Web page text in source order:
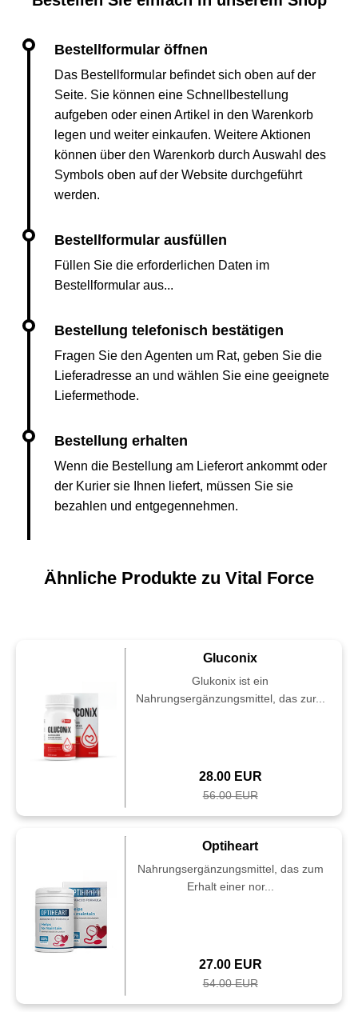
Das Bestellformular befindet sich oben auf der
Seite. Sie können eine Schnellbestellung
aufgeben oder einen Artikel in den Warenkorb
legen und weiter einkaufen. Weitere Aktionen
können über den Warenkorb durch Auswahl des
Symbols oben auf der Website durchgeführt
werden.
Füllen Sie die erforderlichen Daten im
Bestellformular aus...
Fragen Sie den Agenten um Rat, geben Sie die
Lieferadresse an und wählen Sie eine geeignete
Liefermethode.
Wenn die Bestellung am Lieferort ankommt oder
der Kurier sie Ihnen liefert, müssen Sie sie
bezahlen und entgegennehmen.
Ähnliche Produkte zu Vital Force
Gluconix
Glukonix ist ein
Nahrungsergänzungsmittel, das zur...
28.00 EUR
56.00 EUR
Optiheart
Nahrungsergänzungsmittel, das zum
Erhalt einer nor...
27.00 EUR
54.00 EUR